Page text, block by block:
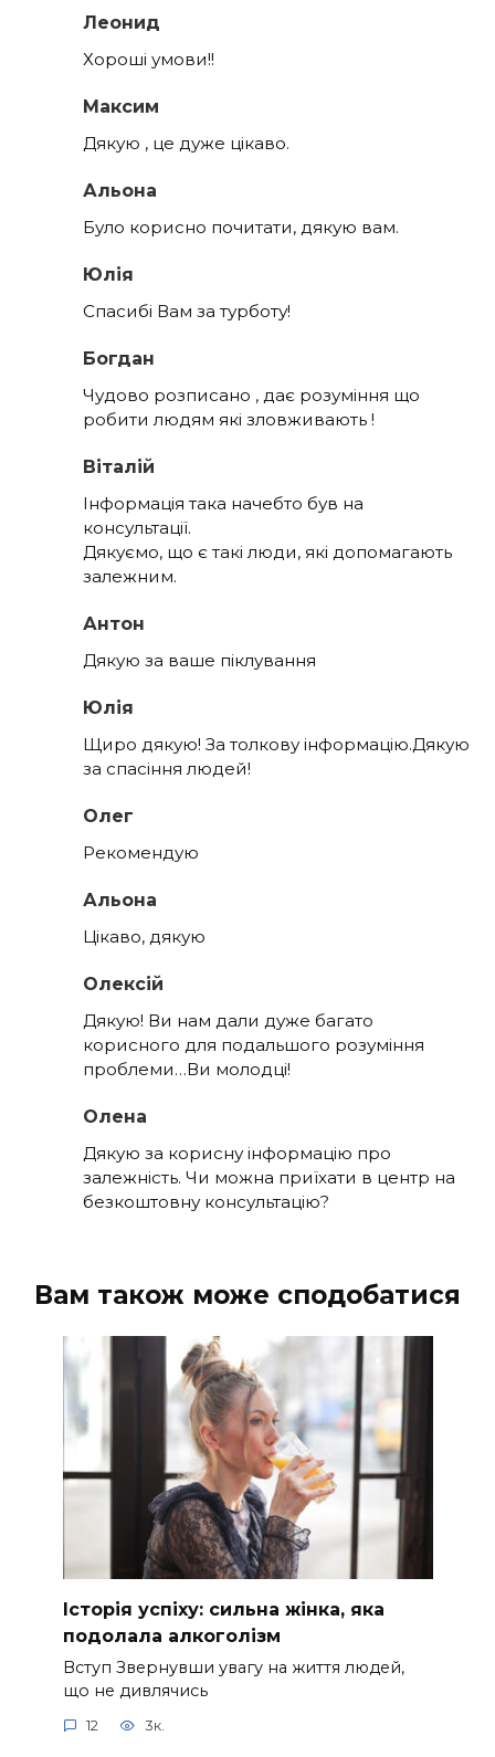
Леонид
Хороші умови!!
Максим
Дякую , це дуже цікаво.
Альона
Було корисно почитати, дякую вам.
Юлія
Спасибі Вам за турботу!
Богдан
Чудово розписано , дає розуміння що
робити людям які зловживають !
Віталій
Інформація така начебто був на
консультації.
Дякуємо, що є такі люди, які допомагають
залежним.
Антон
Дякую за ваше піклування
Юлія
Щиро дякую! За толкову інформацію.Дякую
за спасіння людей!
Олег
Рекомендую
Альона
Цікаво, дякую
Олексій
Дякую! Ви нам дали дуже багато
корисного для подальшого розуміння
проблеми…Ви молодці!
Олена
Дякую за корисну інформацію про
залежність. Чи можна приїхати в центр на
безкоштовну консультацію?
Вам також може сподобатися
Історія успіху: сильна жінка, яка
подолала алкоголізм
Вступ Звернувши увагу на життя людей,
що не дивлячись
12 3к.